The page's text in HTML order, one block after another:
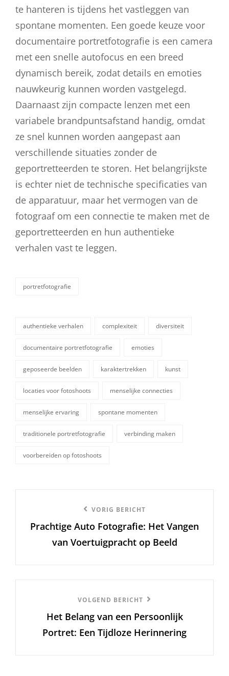
te hanteren is tijdens het vastleggen van
spontane momenten. Een goede keuze voor
documentaire portretfotografie is een camera
met een snelle autofocus en een breed
dynamisch bereik, zodat details en emoties
nauwkeurig kunnen worden vastgelegd.
Daarnaast zijn compacte lenzen met een
variabele brandpuntsafstand handig, omdat
ze snel kunnen worden aangepast aan
verschillende situaties zonder de
geportretteerden te storen. Het belangrijkste
is echter niet de technische specificaties van
de apparatuur, maar het vermogen van de
fotograaf om een connectie te maken met de
geportretteerden en hun authentieke
verhalen vast te leggen.
categorieën
portretfotografie
authentieke verhalen complexiteit diversiteit
documentaire portretfotografie emoties
geposeerde beelden karaktertrekken kunst
locaties voor fotoshoots menselijke connecties
menselijke ervaring spontane momenten
traditionele portretfotografie verbinding maken
voorbereiden op fotoshoots
bericht
VORIG BERICHT
Prachtige Auto Fotografie: Het Vangen
van Voertuigpracht op Beeld
Bericht
VOLGEND BERICHT
Het Belang van een Persoonlijk
Portret: Een Tijdloze Herinnering